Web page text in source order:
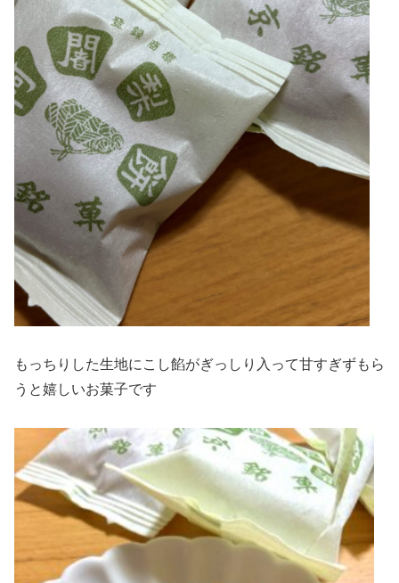
もっちりした生地にこし餡がぎっしり入って甘すぎずもら
うと嬉しいお菓子です